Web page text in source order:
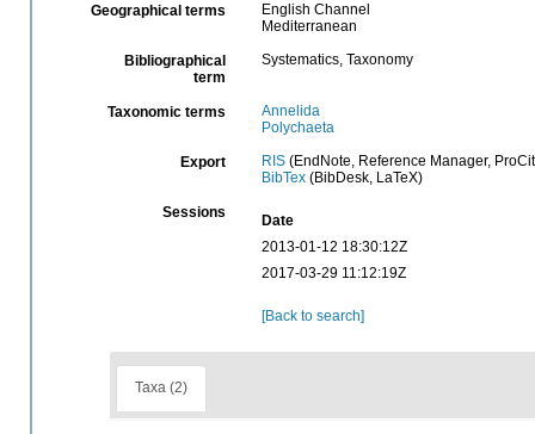
Geographical terms
English Channel
Mediterranean
Bibliographical
term
Systematics, Taxonomy
Taxonomic terms
Annelida
Polychaeta
Export RIS(EndNote, Reference Manager,
BibTex(BibDesk, LaTeX)
Sessions
Date
2013-01-12 18:30:12Z
2017-03-29 11:12:19Z
[Back to search]
Taxa (2)